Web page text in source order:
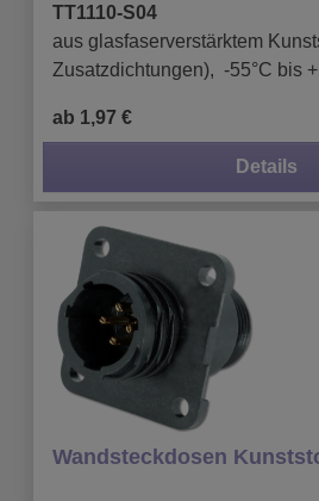
TT1110-S04
aus glasfaserverstärktem
Zusatzdichtungen), -55°C bis
ab 1,97 €
Details
Wandsteckdosen